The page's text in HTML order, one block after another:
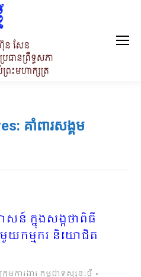
គាំពារសង្គម
ន៍ ក្នុងសង្កថាពិធី
កម្មករ និយោជិត
ក្រុមការងារ កម្ពុជាទស្សនៈថ្មី